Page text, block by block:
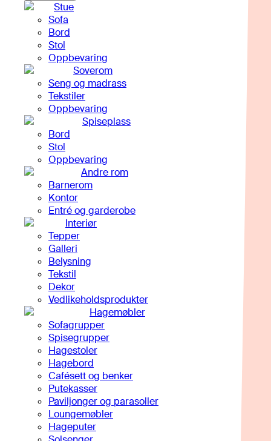
Stue
Sofa
Bord
Stol
Oppbevaring
Soverom
Seng og madrass
Tekstiler
Oppbevaring
Spiseplass
Bord
Stol
Oppbevaring
Andre rom
Barnerom
Kontor
Entré og garderobe
Interiør
Tepper
Galleri
Belysning
Tekstil
Dekor
Vedlikeholdsprodukter
Hagemøbler
Sofagrupper
Spisegrupper
Hagestoler
Hagebord
Cafésett og benker
Putekasser
Paviljonger og parasoller
Loungemøbler
Hageputer